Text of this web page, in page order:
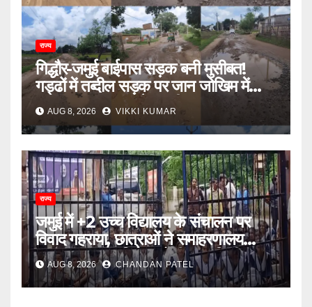
राज्य
गिद्धौर-जमुई बाईपास सड़क बनी मुसीबत!
गड्ढों में तब्दील सड़क पर जान जोखिम में
डालकर सफर कर रहे ग्रामीण
AUG 8, 2026 VIKKI KUMAR
राज्य
जमुई में +2 उच्च विद्यालय के संचालन पर
विवाद गहराया, छात्राओं ने समाहरणालय
पहुंचकर जताया विरोध; बोलीं- 14 किमी दूर
नहीं जाएंगे स्कूल
AUG 8, 2026 CHANDAN PATEL